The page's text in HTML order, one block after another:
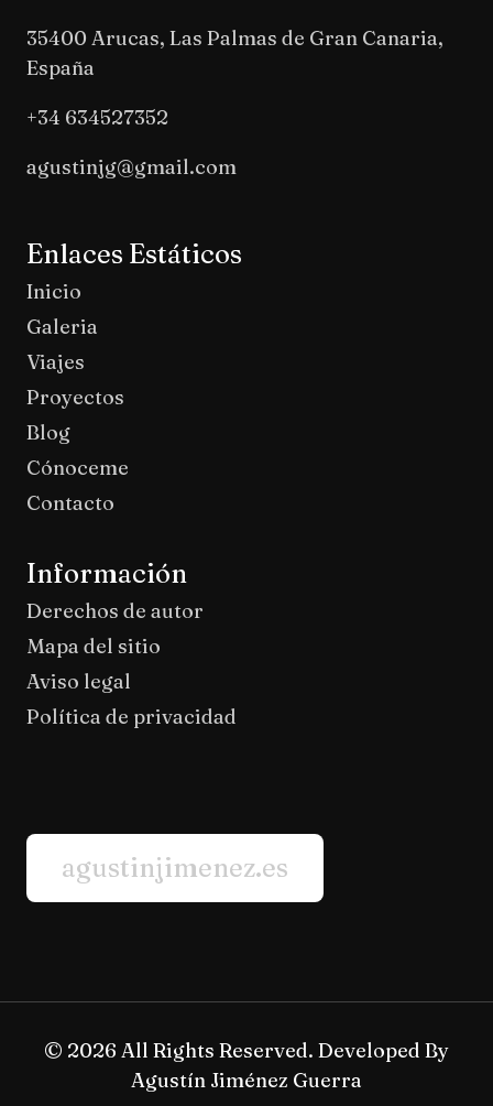
35400 Arucas, Las Palmas de Gran Canaria,
España
+34 634527352
agustinjg@gmail.com
Enlaces Estáticos
Inicio
Galeria
Viajes
Proyectos
Blog
Cónoceme
Contacto
Información
Derechos de autor
Mapa del sitio
Aviso legal
Política de privacidad
agustinjimenez.es
© 2026 All Rights Reserved. Developed By
Agustín Jiménez Guerra